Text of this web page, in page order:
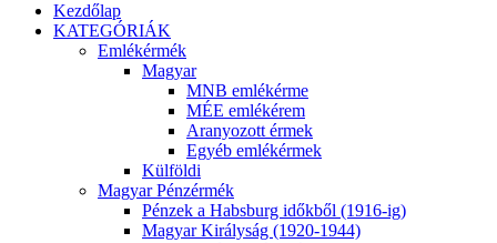
Kezdőlap
KATEGÓRIÁK
Emlékérmék
Magyar
MNB emlékérme
MÉE emlékérem
Aranyozott érmek
Egyéb emlékérmek
Külföldi
Magyar Pénzérmék
Pénzek a Habsburg időkből (1916-ig)
Magyar Királyság (1920-1944)